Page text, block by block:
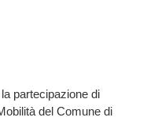
partecipazione di
del Comune di